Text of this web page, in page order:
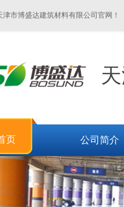
市博盛达建筑材料有限公司官网！
页 公司简介